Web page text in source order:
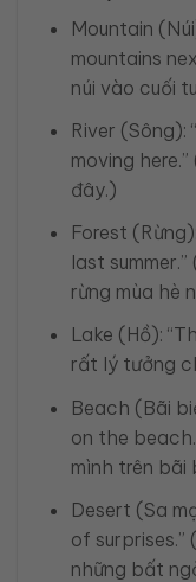
Mountain
mountains
núi vào cuối
River (Sông):
moving
đây.)
Forest
last
rừng mùa hè
Lake (Hồ):
rất lý tưởng
Beach (Bãi
on the
mình trên bãi
Desert (Sa
of
những bất